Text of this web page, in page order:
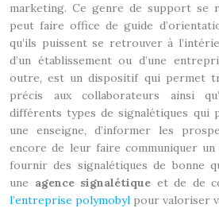
marketing. Ce genre de support se
peut faire office de guide
qu’ils puissent se retrouver à
d’un établissement ou d’une
outre, est un dispositif qui permet
précis aux collaborateurs ainsi
différents types de signalétiques qui
une enseigne, d’informer les
encore de leur faire communiquer un
fournir des signalétiques de bonne
une agence signalétique et de de
l’entreprise polymobyl pour valoriser